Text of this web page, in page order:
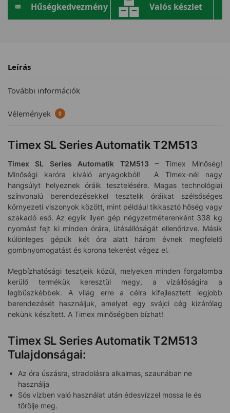
Hűségkedvezmény Valós készlet
Leírás
További információk
Vélemények 0
Timex SL Series Automatik T2M513
Timex SL Series Automatik T2M513– Timex Minőség!
Minőségi karóra kiváló anyagokból! A Timex-nél nagy
hangsúlyt helyeznek óráik tesztelésére. Magas technológiai
színvonalú berendezésekkel tesztelik óráikat szélsőséges
környezeti viszonyok között, mint például tikkasztó hőség vagy
szakadó eső. Az egyik ilyen gép négyzetméterenként 338 kg
nyomást fejt ki minden órára, ütésállóságát ellenőrizve. Másik
különleges gépük két óra alatt három évnek megfelelő
gombnyomogatást és korona tekerést végez el.
Megbízhatósági tesztjeik közül, melyeken minden forgalomba
kerülő termékük keresztül megy, a vízállóságira a
legbüszkébbek. A világ erre a célra kifejlesztett legjobb
berendezését használjuk, amelyet egy svájci cég kizárólag
nekünk készített. A Timex minőségben bízhat!
Timex SL Series Automatik T2M513
Tulajdonságai:
Az óra úszásra, stradolásra alkalmas, szaunában ne
használja
Sós vízben való használat után édesvízzel mossa le és
törölje meg.